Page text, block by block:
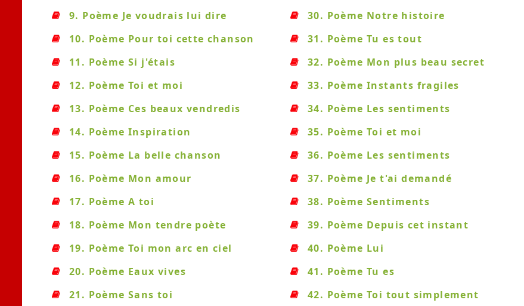
9. Poème Je voudrais lui dire
10. Poème Pour toi cette chanson
11. Poème Si j'étais
12. Poème Toi et moi
13. Poème Ces beaux vendredis
14. Poème Inspiration
15. Poème La belle chanson
16. Poème Mon amour
17. Poème A toi
18. Poème Mon tendre poète
19. Poème Toi mon arc en ciel
20. Poème Eaux vives
21. Poème Sans toi
30. Poème Notre histoire
31. Poème Tu es tout
32. Poème Mon plus beau secret
33. Poème Instants fragiles
34. Poème Les sentiments
35. Poème Toi et moi
36. Poème Les sentiments
37. Poème Je t'ai demandé
38. Poème Sentiments
39. Poème Depuis cet instant
40. Poème Lui
41. Poème Tu es
42. Poème Toi tout simplement